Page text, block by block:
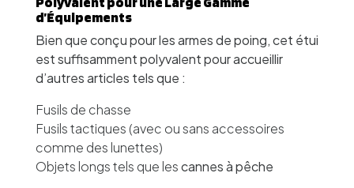
d’Équipements
Bien que conçu pour les armes de poing, cet étui
est suffisamment polyvalent pour accueillir
d’autres articles tels que :
Fusils de chasse
Fusils tactiques (avec ou sans accessoires
comme des lunettes)
Objets longs tels que lescannes à pêche